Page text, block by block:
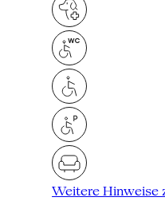
Weitere Hinweise